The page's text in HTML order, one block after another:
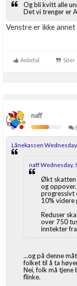
Og bli kvitt alle
Det vi trenger er
Venstre er ikke annet
Anbefal Siter
naff
Lånekassen
naff Wednesday,
Økt skatten
og
progressivt
10% videre
Reduser
over 750
inntekter
...og på denne
folket til å ta
Nei, folk må tjene
flinke.